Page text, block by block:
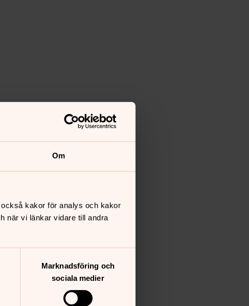
Om
kakor för analys och kakor
när vi länkar vidare till andra
Marknadsföring och
sociala medier